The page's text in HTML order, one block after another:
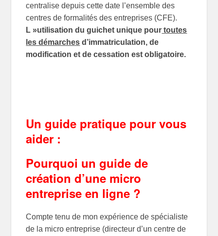
centralise depuis cette date l’ensemble des
centres de formalités des entreprises (CFE).
L »utilisation du guichet unique pour toutes
les démarches d’immatriculation, de
modification et de cessation est obligatoire.
Un guide pratique pour vous
aider :
Pourquoi un guide de
création d’une micro
entreprise en ligne ?
Compte tenu de mon expérience de spécialiste
de la micro entreprise (directeur d’un centre de